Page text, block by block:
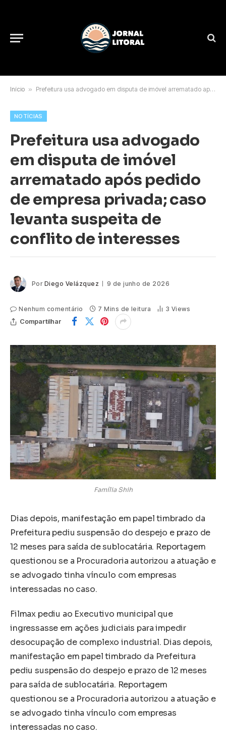
Início » Prefeitura usa advogado em disputa de imóvel arrematado após pedido de empresa privada; caso levanta suspeita de conflito de interesses
NOTÍCIAS
Prefeitura usa advogado
em disputa de imóvel
arrematado após pedido
de empresa privada; caso
levanta suspeita de
conflito de interesses
Por Diego Velázquez 9 de junho de 2026
Nenhum comentário 7 Mins de leitura 3 Views
Compartilhar
Família Shih
Dias depois, manifestação em papel timbrado da
Prefeitura pediu suspensão do despejo e prazo de
12 meses para saída de sublocatária. Reportagem
questionou se a Procuradoria autorizou a atuação e
se advogado tinha vínculo com empresas
interessadas no caso.
Filmax pediu ao Executivo municipal que
ingressasse em ações judiciais para impedir
desocupação de complexo industrial. Dias depois,
manifestação em papel timbrado da Prefeitura
pediu suspensão do despejo e prazo de 12 meses
para saída de sublocatária. Reportagem
questionou se a Procuradoria autorizou a atuação e
se advogado tinha vínculo com empresas
interessadas no caso.